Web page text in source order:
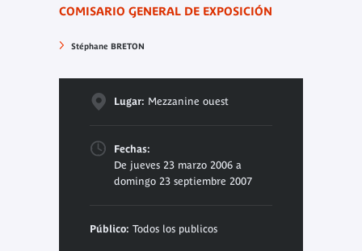
COMISARIO GENERAL DE EXPOSICIÓN
Stéphane BRETON
Lugar: Mezzanine ouest
Fechas:
De jueves 23 marzo 2006 a
domingo 23 septiembre 2007
Público: Todos los publicos